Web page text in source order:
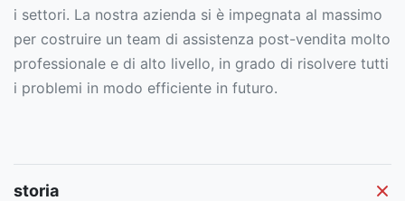
i settori. La nostra azienda si è impegnata al massimo
per costruire un team di assistenza post-vendita molto
professionale e di alto livello, in grado di risolvere tutti
i problemi in modo efficiente in futuro.
storia